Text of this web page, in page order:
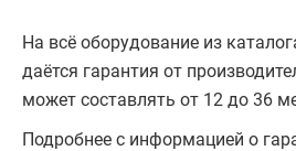
На всё оборудование из
даётся гарантия от
может составлять от 12 до 36
Подробнее с информацией о